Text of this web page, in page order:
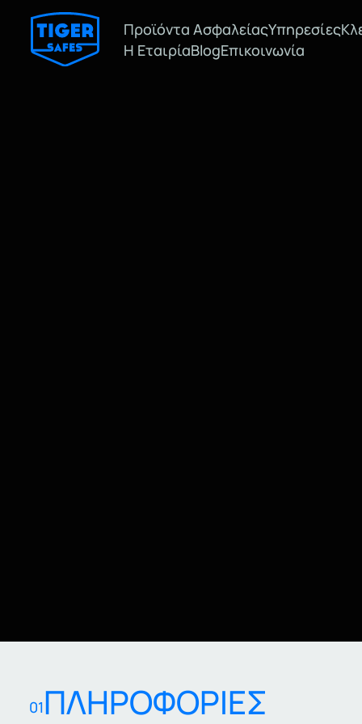
Προϊόντα ΑσφαλείαςΥπηρεσίες
Η ΕταιρίαBlogΕπικοινωνία
01ΠΛΗΡΟΦΟΡΙΕΣ